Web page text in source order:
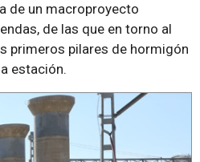
de un macroproyecto
de las que en torno al
primeros pilares de hormigón
estación.